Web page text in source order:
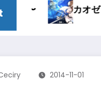
_04〜刷新〜
2014-11-01